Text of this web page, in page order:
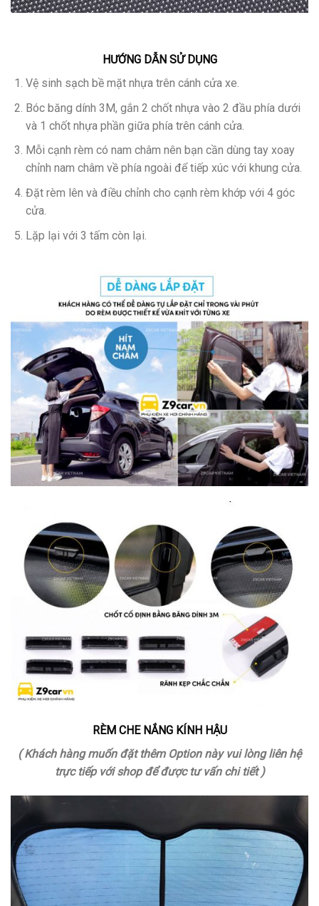
HƯỚNG DẪN SỬ DỤNG
Vệ sinh sạch bề mặt nhựa trên cánh cửa xe.
Bóc băng dính 3M, gắn 2 chốt nhựa vào 2 đầu phía dưới
và 1 chốt nhựa phần giữa phía trên cánh cửa.
Mỗi cạnh rèm có nam châm nên bạn cần dùng tay xoay
chỉnh nam châm về phía ngoài để tiếp xúc với khung cửa.
Đặt rèm lên và điều chỉnh cho cạnh rèm khớp với 4 góc
cửa.
Lặp lại với 3 tấm còn lại.
RÈM CHE NẮNG KÍNH HẬU
( Khách hàng muốn đặt thêm Option này vui lòng liên hệ
trực tiếp với shop để được tư vấn chi tiết )